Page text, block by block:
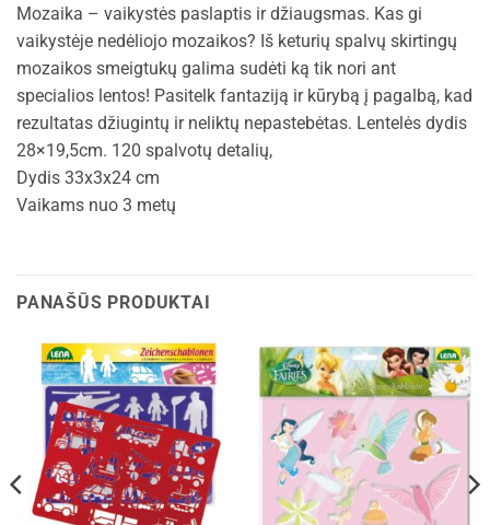
Mozaika – vaikystės paslaptis ir džiaugsmas. Kas gi
vaikystėje nedėliojo mozaikos? Iš keturių spalvų skirtingų
mozaikos smeigtukų galima sudėti ką tik nori ant
specialios lentos! Pasitelk fantaziją ir kūrybą į pagalbą, kad
rezultatas džiugintų ir neliktų nepastebėtas. Lentelės dydis
28×19,5cm. 120 spalvotų detalių,
Dydis 33x3x24 cm
Vaikams nuo 3 metų
PANAŠŪS PRODUKTAI